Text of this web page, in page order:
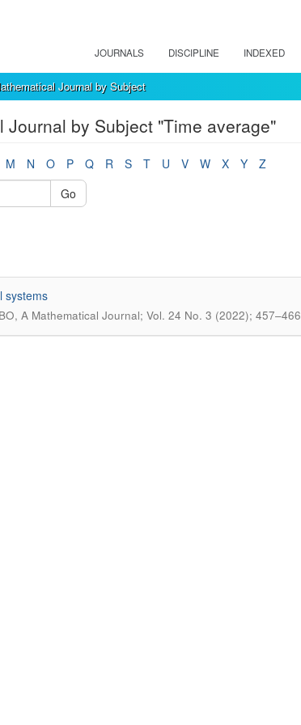
JOURNALS DISCIPLINE INDEXED
Journal by Subject
by Subject "Time average"
M N O P Q R S T U V W X Y
Z
Go
systems
A Mathematical Journal; Vol. 24 No. 3 (2022); 457–466